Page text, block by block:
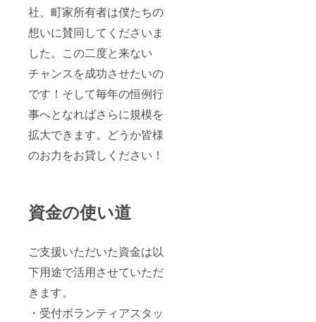
社、町家所有者は僕たちの
想いに賛同してくださいま
した。この二度と来ない
チャンスを成功させたいの
です！そして毎年の恒例行
事へとなればさらに規模を
拡大できます。どうか皆様
のお力をお貸しください！
資金の使い道
ご支援いただいた資金は以
下用途で活用させていただ
きます。
・受付ボランティアスタッ